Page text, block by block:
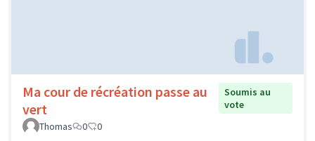
Ma cour de récréation passe au
vert
Soumis au
vote
Thomas
0 0